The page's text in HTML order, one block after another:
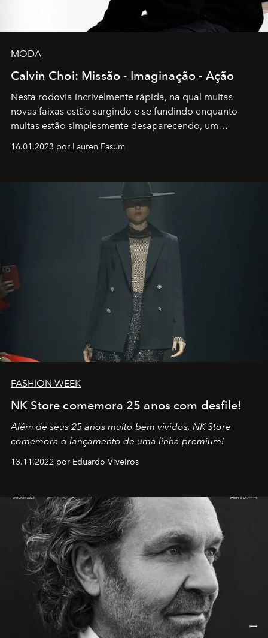
MODA
Calvin Choi: Missão - Imaginação - Ação
Nesta rodovia incrivelmente rápida, na qual muitas
novas faixas estão surgindo e se fundindo enquanto
muitas estão simplesmente desaparecendo, um
transportador AMTD abrindo caminho para muitos
por propósitos, com um claro senso de missão na vida e
16.01.2023 por Lauren Easum
FASHION WEEK
NK Store comemora 25 anos com desfile!
Além de seus 25 anos muito bem vividos, NK Store
comemora o lançamento de uma linha premium!
13.11.2022 por Eduardo Viveiros